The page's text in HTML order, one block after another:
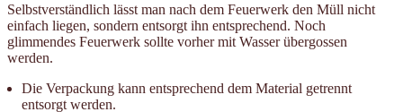
Selbstverständlich lässt man nach dem Feuerwerk den Müll nicht
einfach liegen, sondern entsorgt ihn entsprechend. Noch
glimmendes Feuerwerk sollte vorher mit Wasser übergossen
werden.
Die Verpackung kann entsprechend dem Material getrennt
entsorgt werden.